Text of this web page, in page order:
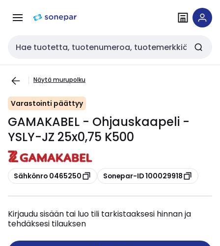
navigointiinsisältöön
Haku
Näytä murupolku
Varastointi päättyy
GAMAKABEL - Ohjauskaapeli -
YSLY-JZ 25x0,75 K500
Kopioi
Sähkönro 0465250 Kopioi
Sonepar-ID 100029918
Kirjaudu sisään tai luo tili tarkistaaksesi hinnan ja
tehdäksesi tilauksen